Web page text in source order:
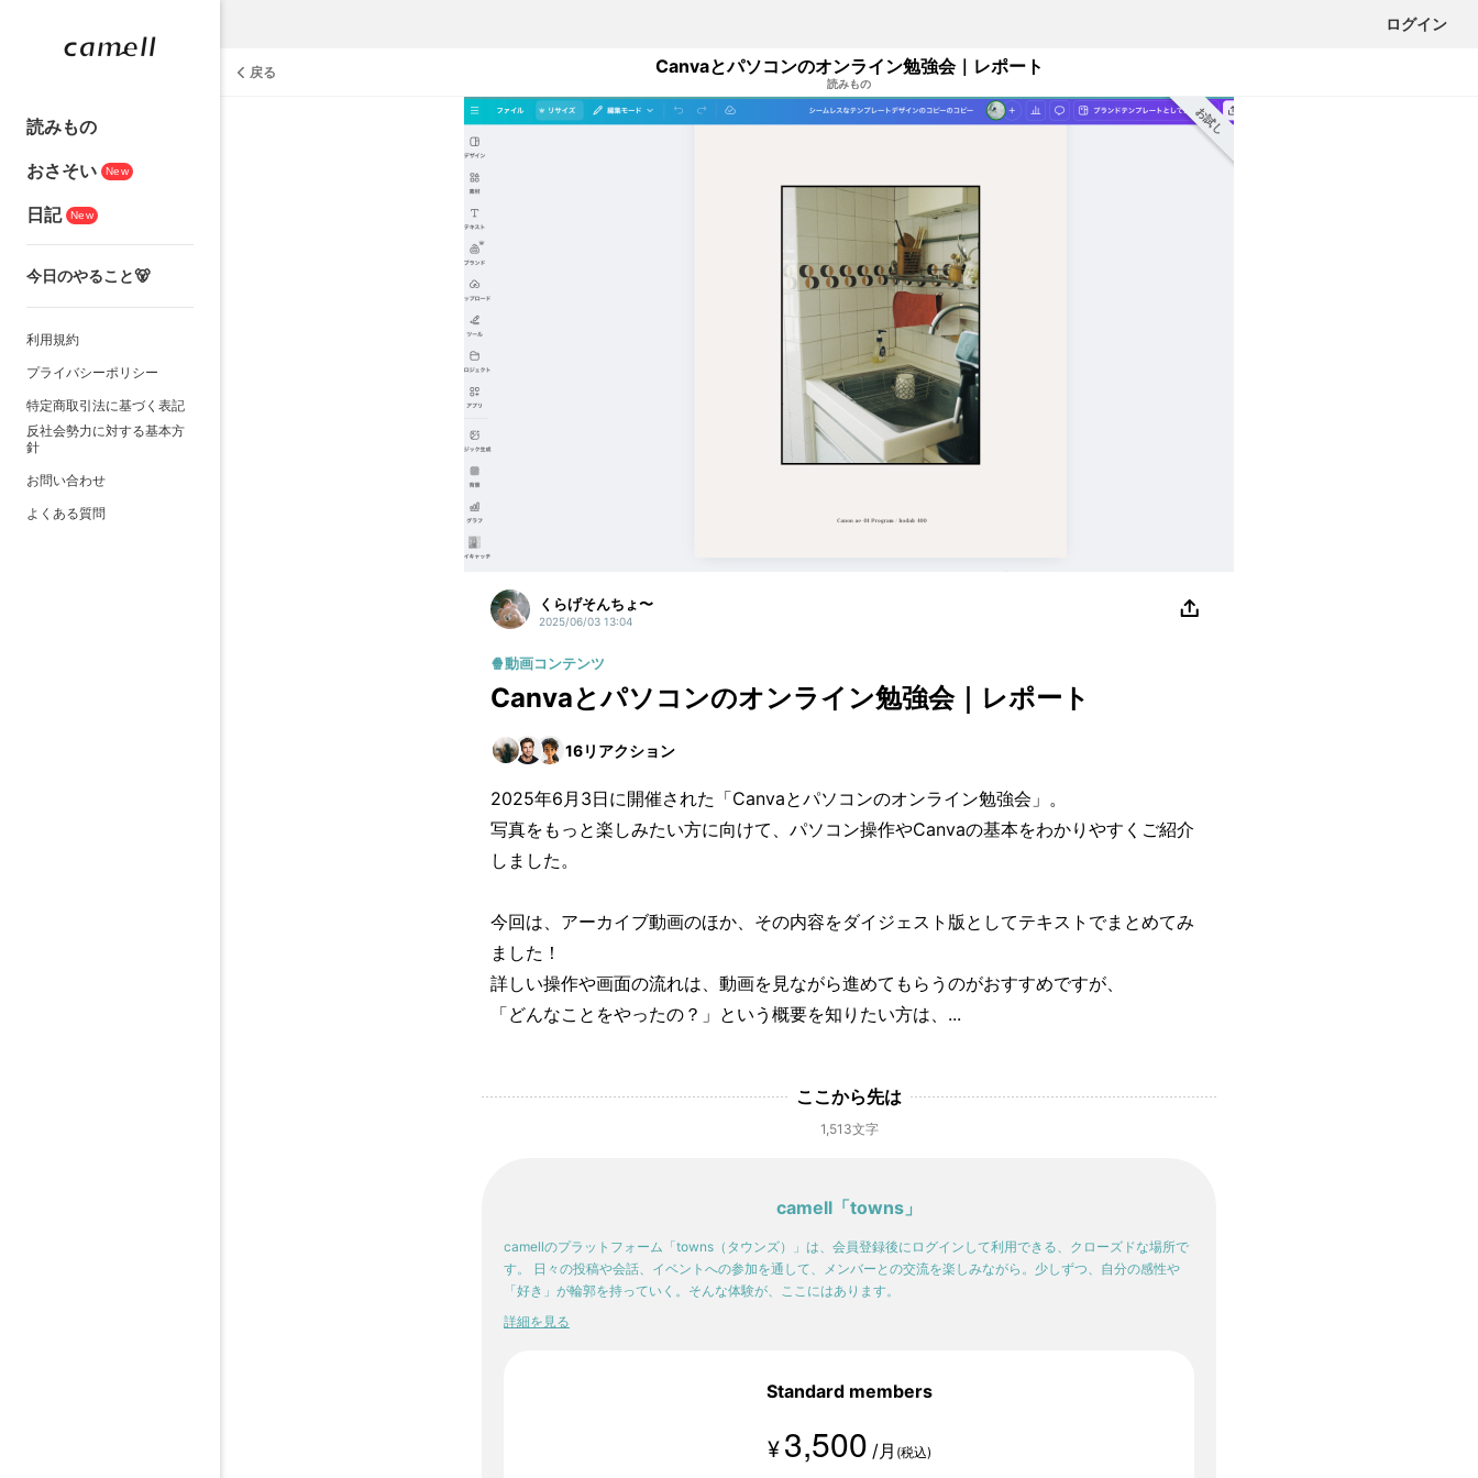
ログイン
読みもの
おさそい
New
日記 New
今日のやること🐻
利用規約
プライバシーポリシー
特定商取引法に基づく表記
反社会勢力に対する基本方
針
お問い合わせ
よくある質問
戻る Canvaとパソコンのオンライン勉強会｜レポート
読みもの
お試し
くらげそんちょ〜
2025/06/03 13:04
🍿動画コンテンツ
Canvaとパソコンのオンライン勉強会｜レポート
16リアクション
2025年6月3日に開催された「Canvaとパソコンのオンライン勉強会」。
写真をもっと楽しみたい方に向けて、パソコン操作やCanvaの基本をわかりやすくご紹介
しました。
今回は、アーカイブ動画のほか、その内容をダイジェスト版としてテキストでまとめてみ
ました！
詳しい操作や画面の流れは、動画を見ながら進めてもらうのがおすすめですが、
「どんなことをやったの？」という概要を知りたい方は、...
ここから先は
1,513文字
camell「towns」
camellのプラットフォーム「towns（タウンズ）」は、会員登録後にログインして利用できる、クローズドな場所で
す。 日々の投稿や会話、イベントへの参加を通して、メンバーとの交流を楽しみながら。少しずつ、自分の感性や
「好き」が輪郭を持っていく。そんな体験が、ここにはあります。
詳細を見る
Standard members
¥ 3,500 /月 (税込)